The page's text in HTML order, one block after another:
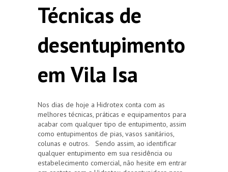
Técnicas de
desentupimento
em Vila Isa
Nos dias de hoje a Hidrotex conta com as
melhores técnicas, práticas e equipamentos para
acabar com qualquer tipo de entupimento, assim
como entupimentos de pias, vasos sanitários,
colunas e outros. Sendo assim, ao identificar
qualquer entupimento em sua residência ou
estabelecimento comercial, não hesite em entrar